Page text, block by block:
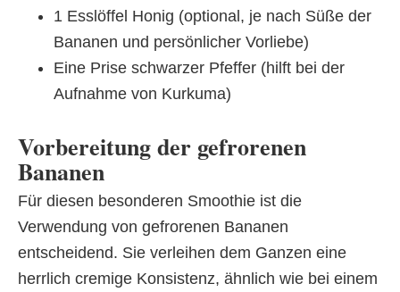
1 Esslöffel Honig (optional, je nach Süße der
Bananen und persönlicher Vorliebe)
Eine Prise schwarzer Pfeffer (hilft bei der
Aufnahme von Kurkuma)
Vorbereitung der gefrorenen
Bananen
Für diesen besonderen Smoothie ist die
Verwendung von gefrorenen Bananen
entscheidend. Sie verleihen dem Ganzen eine
herrlich cremige Konsistenz, ähnlich wie bei einem